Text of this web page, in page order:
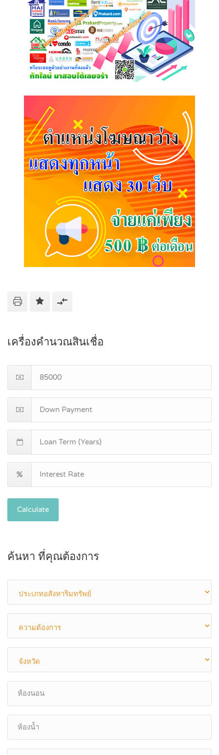
เครื่องคำนวณสินเชื่อ
Calculate
ค้นหา ที่คุณต้องการ